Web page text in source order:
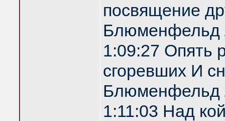
посвящение
Блюменфельд
1:09:27 Опять
сгоревших И
Блюменфельд
1:11:03 Над